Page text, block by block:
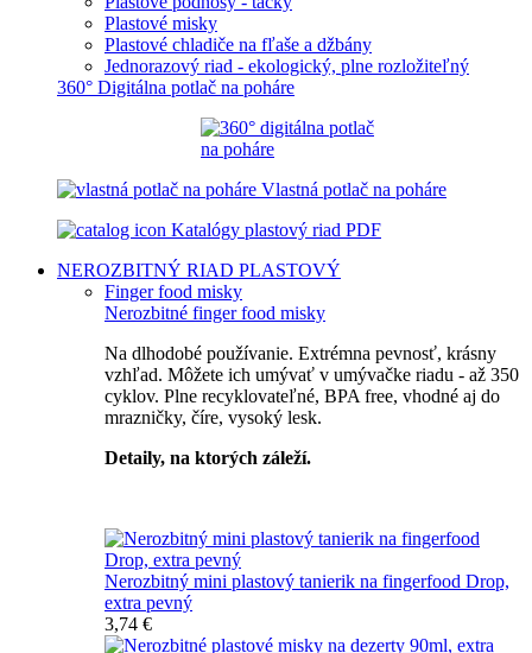
Plastové misky
Plastové chladiče na fľaše a džbány
Jednorazový riad - ekologický, plne rozložiteľný
360° Digitálna potlač na poháre
Vlastná potlač na poháre
Katalógy plastový riad PDF
NEROZBITNÝ RIAD PLASTOVÝ
Finger food misky
Nerozbitné finger food misky
Na dlhodobé používanie. Extrémna pevnosť, krásny
vzhľad. Môžete ich umývať v umývačke riadu - až 350
cyklov. Plne recyklovateľné, BPA free, vhodné aj do
mrazničky, číre, vysoký lesk.
Detaily, na ktorých záleží.
Nerozbitný mini plastový tanierik na fingerfood Drop,
extra pevný
3,74 €